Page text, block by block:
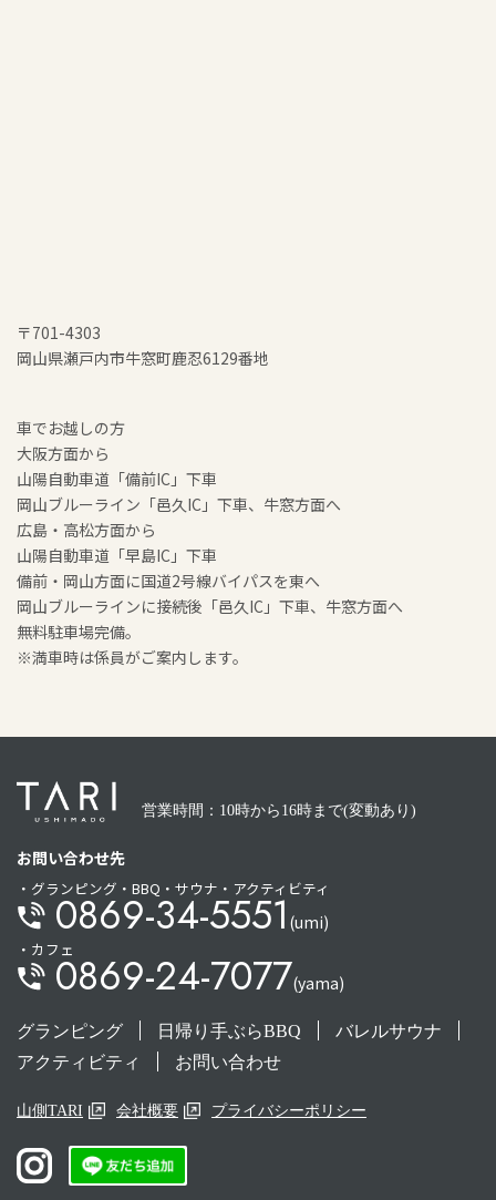
〒701-4303
岡山県瀬戸内市牛窓町鹿忍6129番地
車でお越しの方
大阪方面から
山陽自動車道「備前IC」下車
岡山ブルーライン「邑久IC」下車、牛窓方面へ
広島・高松方面から
山陽自動車道「早島IC」下車
備前・岡山方面に国道2号線バイパスを東へ
岡山ブルーラインに接続後「邑久IC」下車、牛窓方面へ
無料駐車場完備。
※満車時は係員がご案内します。
営業時間：10時から16時まで(変動あり)
お問い合わせ先
・グランピング・BBQ・サウナ・アクティビティ
0869-34-5551 (umi)
・カフェ0869-24-7077(yama)
グランピング 日帰り手ぶらBBQ
バレルサウナ
アクティビティ
お問い合わせ
山側TARI 会社概要 プライバシーポリシー